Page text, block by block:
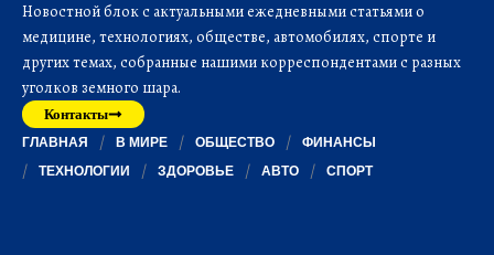
Новостной блок с актуальными ежедневными статьями о
медицине, технологиях, обществе, автомобилях, спорте и
других темах, собранные нашими корреспондентами с разных
уголков земного шара.
Контакты
ГЛАВНАЯ В МИРЕ ОБЩЕСТВО
ФИНАНСЫ
ТЕХНОЛОГИИ
ЗДОРОВЬЕ АВТО СПОРТ